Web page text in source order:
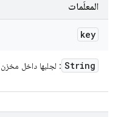
المعلَمات
key
String : لجلبها داخل مخزن